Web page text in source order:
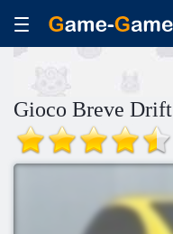
Gioco Breve Drift